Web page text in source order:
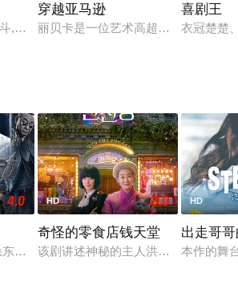
,阳明,华君,香菱,陈玉玲,白雪,矮仔福
穿越亚马逊
丽贝卡是一位艺术高超的年轻治疗师
喜剧王
衣冠楚楚
4.0
南亚毒王廖爷将携600余公斤毒品来云交
HD 3.0
奇怪的零食店钱天堂
该剧讲述神秘的主人洪子卖能够实现
HD
出走哥
本作的舞